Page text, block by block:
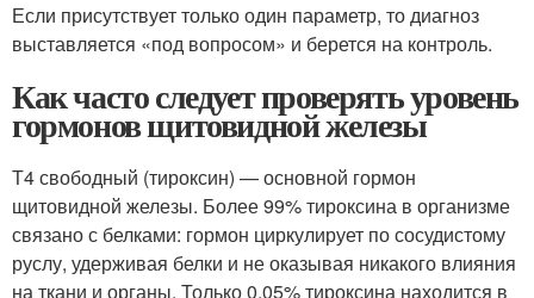
Если присутствует только один параметр, то диагноз
выставляется «под вопросом» и берется на контроль.
Как часто следует проверять уровень
гормонов щитовидной железы
Т4 свободный (тироксин) — основной гормон
щитовидной железы. Более 99% тироксина в организме
связано с белками: гормон циркулирует по сосудистому
руслу, удерживая белки и не оказывая никакого влияния
на ткани и органы. Только 0,05% тироксина находится в